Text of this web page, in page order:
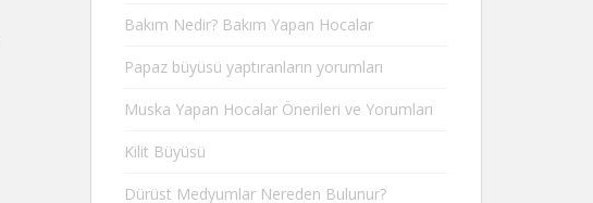
Bakım Nedir? Bakım Yapan Hocalar
Papaz büyüsü yaptıranların yorumları
Muska Yapan Hocalar Önerileri ve Yorumları
Kilit Büyüsü
Dürüst Medyumlar Nereden Bulunur?